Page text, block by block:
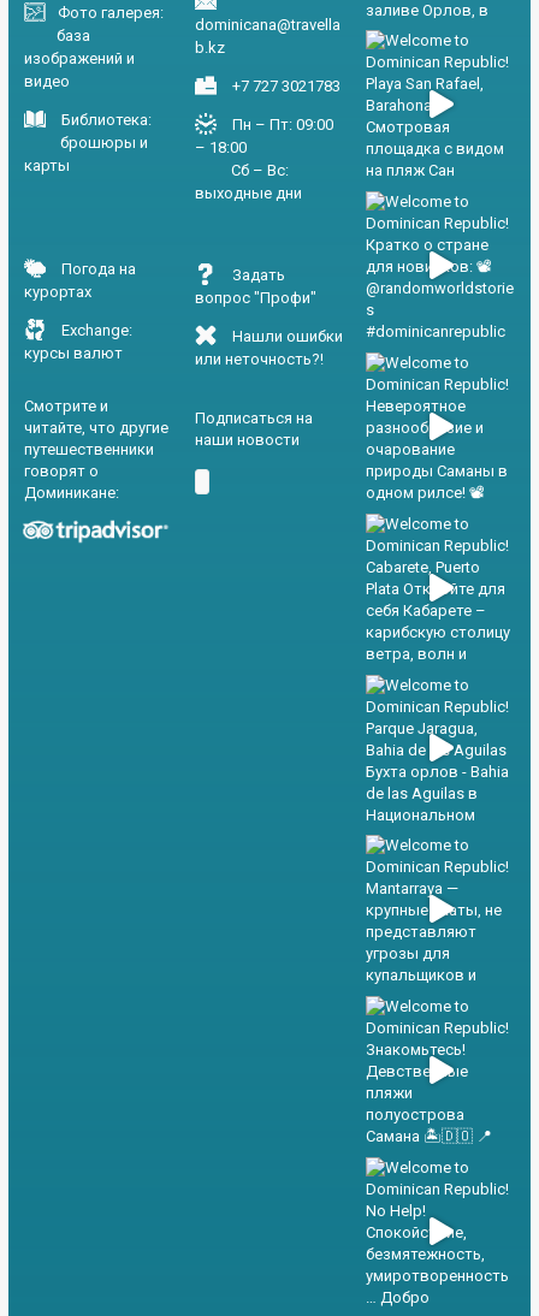
Фото галерея:
база
изображений и
видео
Библиотека:
брошюры и
карты
Погода на
курортах
Exchange:
курсы валют
Смотрите и
читайте, что другие
путешественники
говорят о
Доминикане:
dominicana@travella
b.kz
+7 727 3021783
Пн – Пт: 09:00
– 18:00
Сб – Вс:
выходные дни
Задать
вопрос "Профи"
Нашли ошибки
или неточность?!
Подписаться на
наши новости